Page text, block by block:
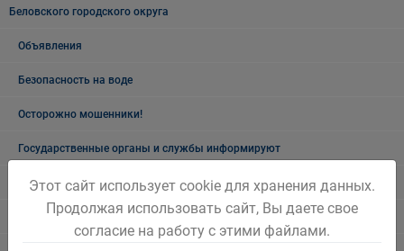
Беловского городского округа
Объявления
Безопасность на воде
Осторожно мошенники!
Государственные органы и службы информируют
Учреждения Здравоохранения
Налоговая инспекция информирует
Этот сайт использует cookie для хранения данных.
Продолжая использовать сайт, Вы даете свое
согласие на работу с этими файлами.